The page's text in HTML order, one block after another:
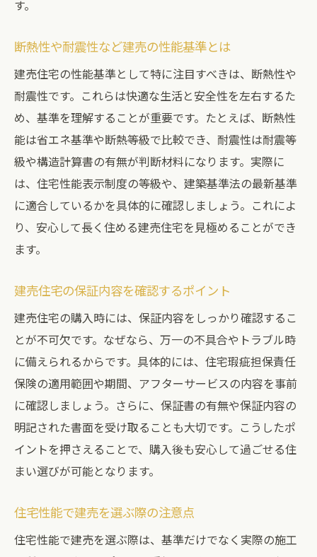
す。
断熱性や耐震性など建売の性能基準とは
建売住宅の性能基準として特に注目すべきは、断熱性や
耐震性です。これらは快適な生活と安全性を左右するた
め、基準を理解することが重要です。たとえば、断熱性
能は省エネ基準や断熱等級で比較でき、耐震性は耐震等
級や構造計算書の有無が判断材料になります。実際に
は、住宅性能表示制度の等級や、建築基準法の最新基準
に適合しているかを具体的に確認しましょう。これによ
り、安心して長く住める建売住宅を見極めることができ
ます。
建売住宅の保証内容を確認するポイント
建売住宅の購入時には、保証内容をしっかり確認するこ
とが不可欠です。なぜなら、万一の不具合やトラブル時
に備えられるからです。具体的には、住宅瑕疵担保責任
保険の適用範囲や期間、アフターサービスの内容を事前
に確認しましょう。さらに、保証書の有無や保証内容の
明記された書面を受け取ることも大切です。こうしたポ
イントを押さえることで、購入後も安心して過ごせる住
まい選びが可能となります。
住宅性能で建売を選ぶ際の注意点
住宅性能で建売を選ぶ際は、基準だけでなく実際の施工